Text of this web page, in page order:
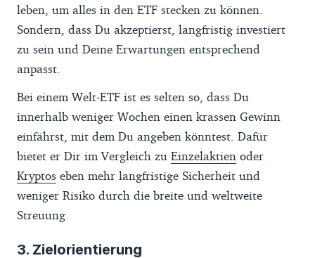
leben, um alles in den ETF stecken zu können.
Sondern, dass Du akzeptierst, langfristig investiert
zu sein und Deine Erwartungen entsprechend
anpasst.
Bei einem Welt-ETF ist es selten so, dass Du
innerhalb weniger Wochen einen krassen Gewinn
einfährst, mit dem Du angeben könntest. Dafür
bietet er Dir im Vergleich zu Einzelaktien oder
Kryptos eben mehr langfristige Sicherheit und
weniger Risiko durch die breite und weltweite
Streuung.
3. Zielorientierung